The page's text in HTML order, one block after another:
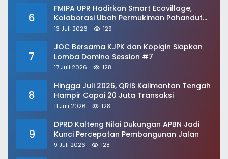
6
FMIPA UPR Hadirkan Smart Ecovillage,
Kolaborasi Ubah Permukiman Pahandut
Berkelanjutan
13 Juli 2026 129
7
JOC Bersama KJPK dan Kopigin Siapkan
Lomba Domino Session #7
17 Juli 2026 128
8
Hingga Juli 2026, QRIS Kalimantan Tengah
Hampir Capai 20 Juta Transaksi
11 Juli 2026 128
9
DPRD Kalteng Nilai Dukungan APBN Jadi
Kunci Percepatan Pembangunan Jalan
9 Juli 2026 128